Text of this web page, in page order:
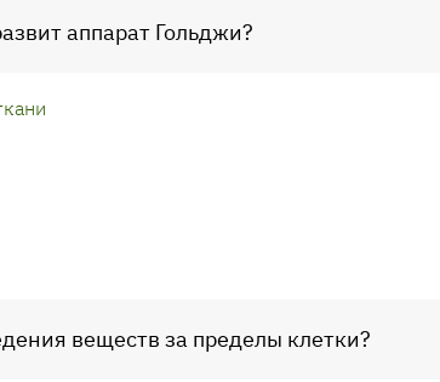
аппарат Гольджи?
веществ за пределы клетки?